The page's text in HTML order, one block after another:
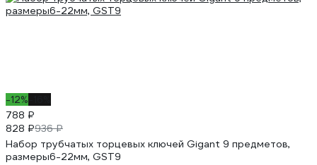
-12%
788 ₽
828 ₽936 ₽
Набор трубчатых торцевых ключей Gigant 9 предметов,
размеры6-22мм, GST9